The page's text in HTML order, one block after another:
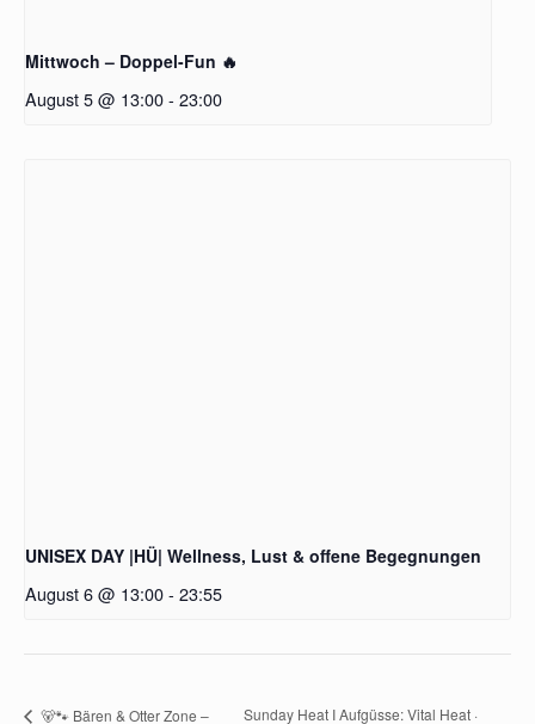
Mittwoch – Doppel-Fun 🔥
August 5 @ 13:00- 23:00
UNISEX DAY |HÜ| Wellness, Lust & offene Begegnungen
August 6 @ 13:00- 23:55
🐻🐾 Bären & Otter Zone – Sunday Heat I Aufgüsse: Vital Heat ·